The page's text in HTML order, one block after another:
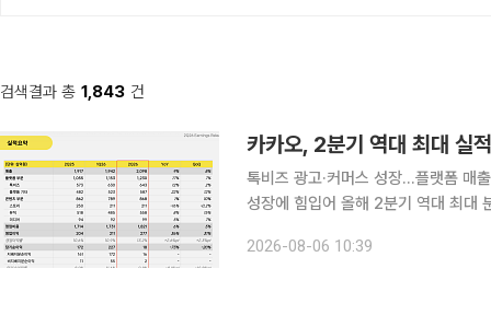
검색결과 총 1,843 건
카카오, 2분기 역대 최대 실
톡비즈 광고·커머스 성장…플랫폼 매출 17% 증가 카카오가 광고와 선물
성장에 힘입어 올해 2분기 역대 최대
사업 기준 매출 2조984억5600만
2026-08-06 10:39